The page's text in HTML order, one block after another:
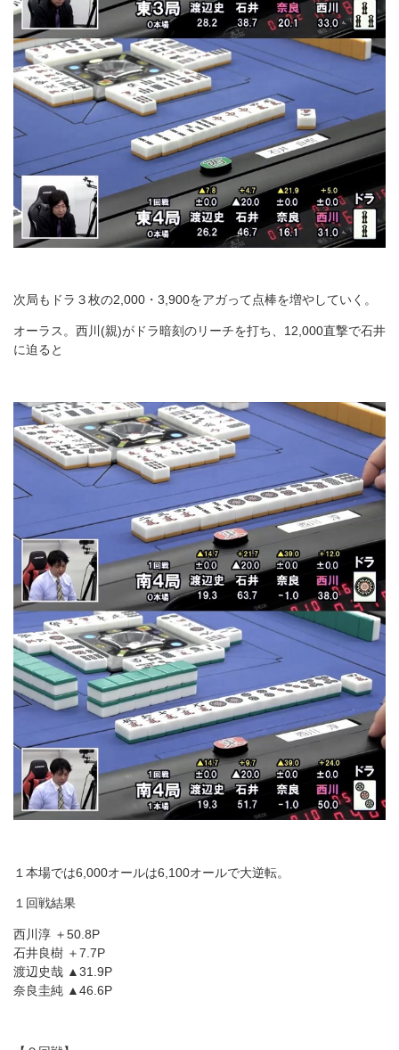
次局もドラ３枚の2,000・3,900をアガって点棒を増やしていく。
オーラス。西川(親)がドラ暗刻のリーチを打ち、12,000直撃で石井
に迫ると
１本場では6,000オールは6,100オールで大逆転。
１回戦結果
西川淳 ＋50.8P
石井良樹 ＋7.7P
渡辺史哉 ▲31.9P
奈良圭純 ▲46.6P